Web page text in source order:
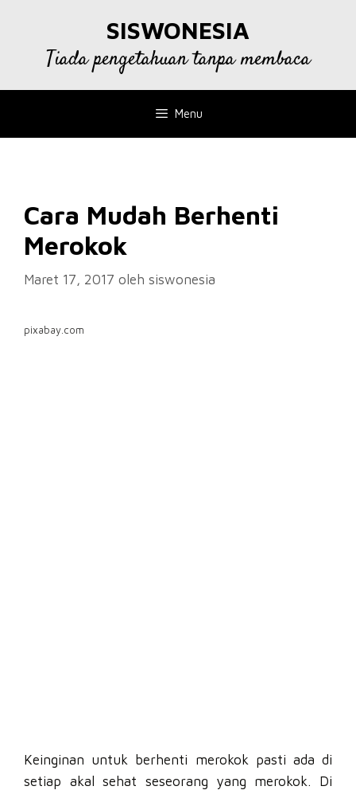
SISWONESIA
Tiada pengetahuan tanpa membaca
Menu
Cara Mudah Berhenti
Merokok
Maret 17, 2017 oleh siswonesia
pixabay.com
Keinginan untuk berhenti merokok pasti ada di
setiap akal sehat seseorang yang merokok. Di